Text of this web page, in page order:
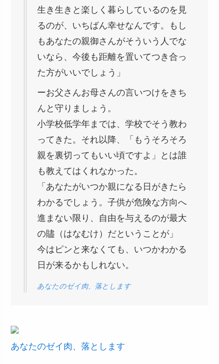
生き生きと楽しく暮らしているのを見
るのが、いちばん幸せなんです。もし
もあなたの親御さんがそういう人でな
いなら、今後も距離を置いてつき合っ
た方がいいでしょう」
ーお父さんお母さんの言いつけをきち
んと守りましょう。
小学校低学年までは、学校でそう教わ
ってきた。それ以降、「もうそろそろ
親を裏切ってもいい頃ですよ」とは誰
も教えてはくれなかった。
「あなたがいつか親になる日がきたら
わかるでしょう。子供が危険な方向へ
進まない限り、自由を与えるのが最大
の贐（はなむけ）だということが」
今はピンと来なくても、いつかわかる
日が来るかもしれない。
あなたのゼイ肉、落とします
あなたのゼイ肉、落とします